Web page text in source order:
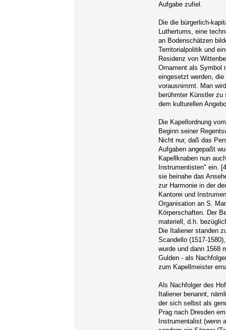
Aufgabe zufiel.
Die die bürgerlich-
Luthertums, eine
an Bodenschätzen
Territorialpolitik und
Residenz von
Ornament als Symbol
eingesetzt werden,
vorausnimmt. Man
berühmter Künstler zu
dem kulturellen
Die Kapellordnung
Beginn seiner
Nicht nur, daß das
Aufgaben angepaßt
Kapellknaben nun
Instrumentisten" ein.
sie beinahe das
zur Harmonie in der
Kantorei und
Organisation an S.
Körperschaften. Der
materiell, d.h.
Die Italiener standen
Scandello (1517-
wurde und dann 1568
Gulden - als
zum Kapellmeister
Als Nachfolger des
Italiener benannt,
der sich selbst als
Prag nach Dresden
Instrumentalist (wenn